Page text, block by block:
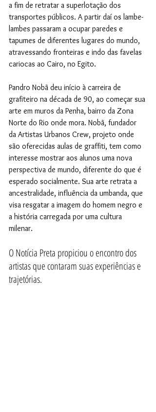
a fim de retratar a superlotação dos
transportes públicos. A partir daí os lambe-
lambes passaram a ocupar paredes e
tapumes de diferentes lugares do mundo,
atravessando fronteiras e indo das favelas
cariocas ao Cairo, no Egito.
Pandro Nobã deu início à carreira de
grafiteiro na década de 90, ao começar sua
arte em muros da Penha, bairro da Zona
Norte do Rio onde mora. Nobã, fundador
da Artistas Urbanos Crew, projeto onde
são oferecidas aulas de graffiti, tem como
interesse mostrar aos alunos uma nova
perspectiva de mundo, diferente do que é
esperado socialmente. Sua arte retrata a
ancestralidade, influência da umbanda, que
visa resgatar a imagem do homem negro e
a história carregada por uma cultura
milenar.
O Notícia Preta propiciou o encontro dos
artistas que contaram suas experiências e
trajetórias.